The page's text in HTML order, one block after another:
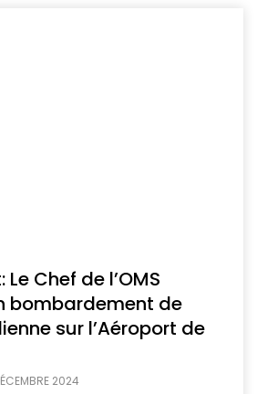
Chef de l’OMS
bombardement de
sur l’Aéroport de
2024